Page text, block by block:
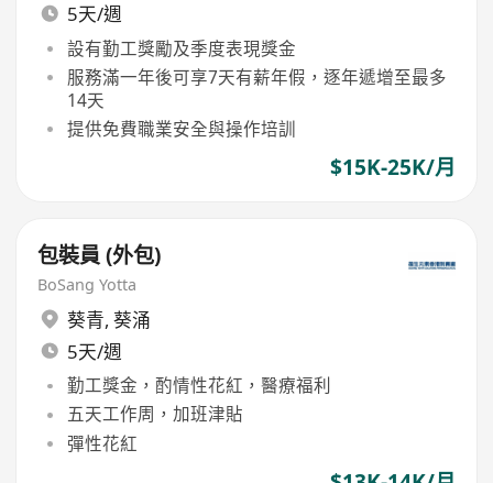
5天/週
設有勤工獎勵及季度表現獎金
服務滿一年後可享7天有薪年假，逐年遞增至最多
14天
提供免費職業安全與操作培訓
$15K-25K/月
包裝員 (外包)
BoSang Yotta
葵青, 葵涌
5天/週
勤工獎金，酌情性花紅，醫療福利
五天工作周，加班津貼
彈性花紅